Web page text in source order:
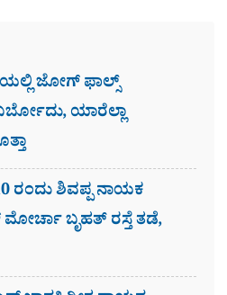
ಜೋಗ್​ ಫಾಲ್ಸ್​
ಯಾರೆಲ್ಲಾ
ರಂದು ಶಿವಪ್ಪ ನಾಯಕ
ಮೋರ್ಚಾ ಬೃಹತ್ ರಸ್ತೆ ತಡೆ,